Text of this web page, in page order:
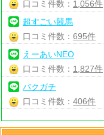
口コミ件数： 1,056件
超すごい競馬
口コミ件数：695件
えーあいNEO
口コミ件数： 1,827件
バクガチ
口コミ件数：406件